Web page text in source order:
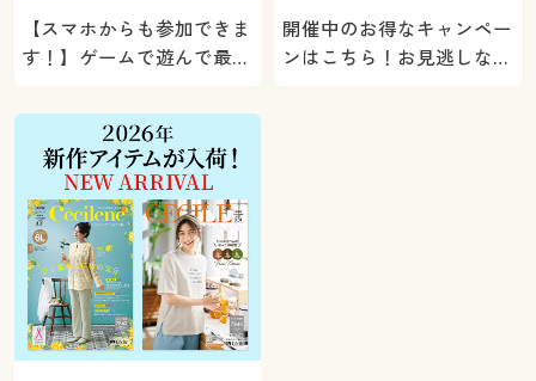
【スマホからも参加できま
す！】ゲームで遊んで最大
ト！
開催中のお得なキャンペー
ンはこちら！お見逃しな